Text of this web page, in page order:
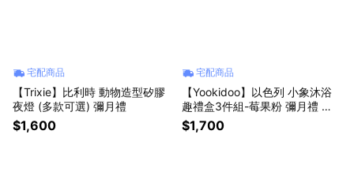
宅配商品
【Trixie】比利時 動物造型矽膠
夜燈 (多款可選) 彌月禮
$1,600
宅配商品
【Yookidoo】以色列 小象沐浴
趣禮盒3件組-莓果粉 彌月禮 洗
澡玩具
$1,700